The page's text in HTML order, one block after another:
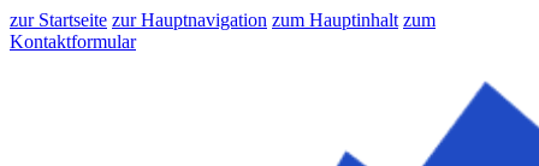
zur Startseite zur Hauptnavigation zum Hauptinhalt zum
Kontaktformular